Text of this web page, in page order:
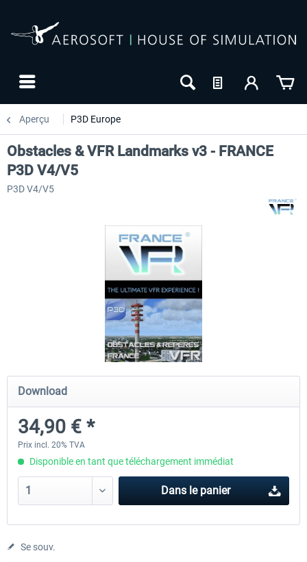
Aperçu P3D Europe
Hamburg-Finkenwerder
Obstacles & VFR Landmarks v3 - FRANCE
P3D V4/V5
P3D V4/V5
Download
34,90 € *
Prix incl. 20% TVA
Disponible en tant que téléchargement immédiat
Dans le panier
Se souv.